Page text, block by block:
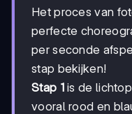
Het proces van
perfecte
per seconde
stap bekijken!
Stap 1is de
vooral rood en